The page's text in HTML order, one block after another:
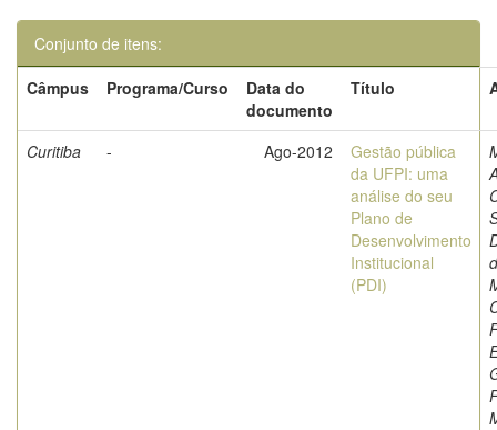
Conjunto de itens:
Câmpus
Programa/Curso
Data do
documento
Título
Curitiba - Ago-2012
Gestão pública
da UFPI: uma
análise do seu
Plano de
Desenvolvimento
Institucional
(PDI)